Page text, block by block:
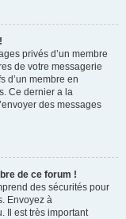
privés d’un membre
de votre messagerie
d’un membre en
Ce dernier a la
des messages
de ce forum !
des sécurités pour
Envoyez à
Il est très important